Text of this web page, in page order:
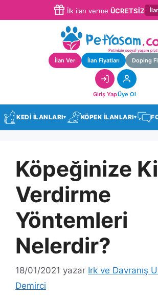
İlk ilan verme ÜCRETSİZ
İlan Ver İlan Fiyatları Doping
Giriş YapÜye Ol
KEDİ İLANLARI▾ KÖPEK İLANLARI▾
Köpeğinize
Verdirme
Yöntemleri
Nelerdir?
18/01/2021 yazar Irk ve Davranış
Demirci